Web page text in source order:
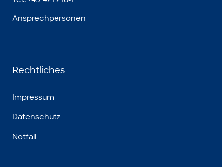
Ansprechpersonen
Rechtliches
Impressum
Datenschutz
Notfall